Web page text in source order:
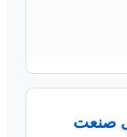
صنعت